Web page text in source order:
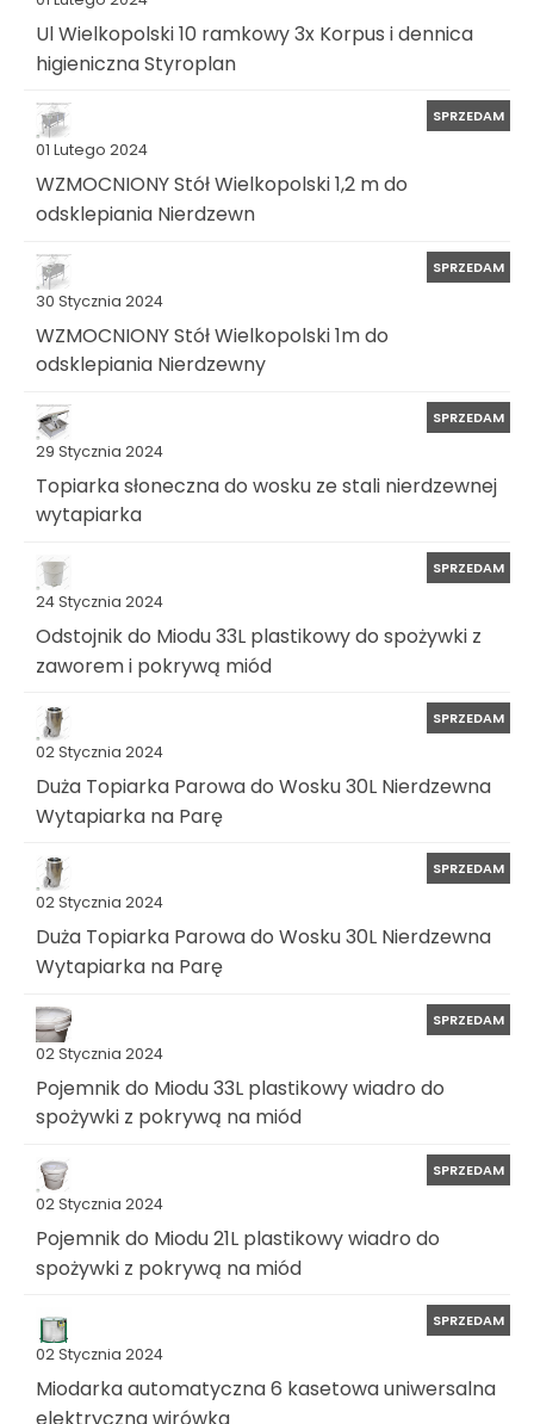
Ul Wielkopolski 10 ramkowy 3x Korpus i dennica
higieniczna Styroplan
01 Lutego 2024
SPRZEDAM
WZMOCNIONY Stół Wielkopolski 1,2 m do
odsklepiania Nierdzewn
30 Stycznia 2024
SPRZEDAM
WZMOCNIONY Stół Wielkopolski 1m do
odsklepiania Nierdzewny
29 Stycznia 2024
SPRZEDAM
Topiarka słoneczna do wosku ze stali nierdzewnej
wytapiarka
24 Stycznia 2024
SPRZEDAM
Odstojnik do Miodu 33L plastikowy do spożywki z
zaworem i pokrywą miód
02 Stycznia 2024
SPRZEDAM
Duża Topiarka Parowa do Wosku 30L Nierdzewna
Wytapiarka na Parę
02 Stycznia 2024
SPRZEDAM
Duża Topiarka Parowa do Wosku 30L Nierdzewna
Wytapiarka na Parę
02 Stycznia 2024
SPRZEDAM
Pojemnik do Miodu 33L plastikowy wiadro do
spożywki z pokrywą na miód
02 Stycznia 2024
SPRZEDAM
Pojemnik do Miodu 21L plastikowy wiadro do
spożywki z pokrywą na miód
02 Stycznia 2024
SPRZEDAM
Miodarka automatyczna 6 kasetowa uniwersalna
elektryczna wirówka